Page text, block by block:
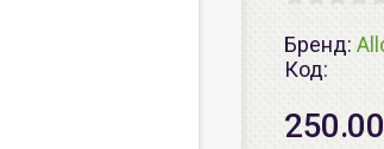
Бренд:
Код: